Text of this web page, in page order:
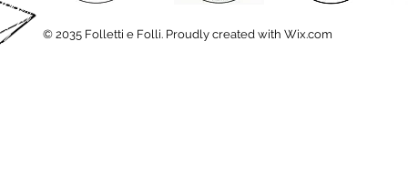
© 2035 Folletti e Folli. Proudly created with Wix.com